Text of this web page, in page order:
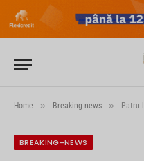
Home » Breaking-news » Patru
BREAKING-NEWS